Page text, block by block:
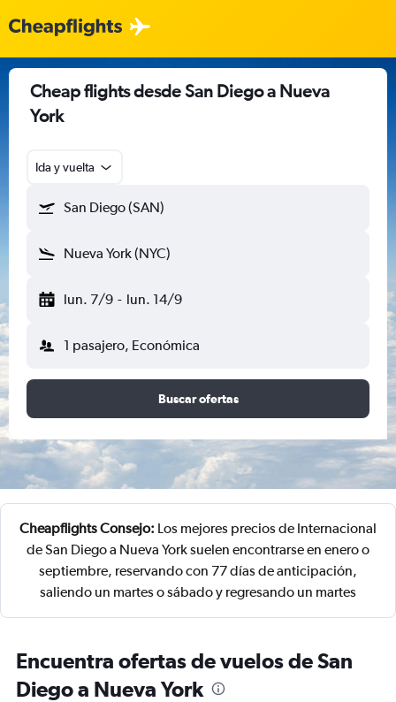
Cheap flights desde San Diego a Nueva
York
Ida y vuelta
San Diego (SAN)
Nueva York (NYC)
lun. 7/9 - lun. 14/9
1 pasajero, Económica
Buscar ofertas
Cheapflights Consejo: Los mejores precios de Internacional
de San Diego a Nueva York suelen encontrarse en enero o
septiembre, reservando con 77 días de anticipación,
saliendo un martes o sábado y regresando un martes
Encuentra ofertas de vuelos de San
Diego a Nueva York